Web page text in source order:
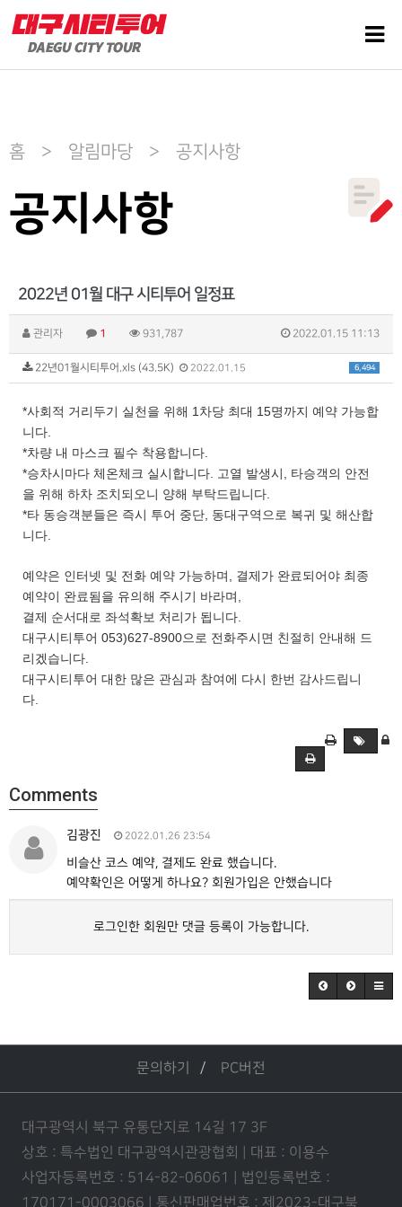
홈 > 알림마당 > 공지사항
공지사항
2022년 01월 대구 시티투어 일정표
관리자 1 931,787 2022.01.15 11:13
6,494
22년01월시티투어.xls (43.5K) 2022.01.15
*사회적 거리두기 실천을 위해 1차당 최대 15명까지 예약 가능합
니다.
*차량 내 마스크 필수 착용합니다.
*승차시마다 체온체크 실시합니다. 고열 발생시, 타승객의 안전
을 위해 하차 조치되오니 양해 부탁드립니다.
*타 동승객분들은 즉시 투어 중단, 동대구역으로 복귀 및 해산합
니다.
예약은 인터넷 및 전화 예약 가능하며, 결제가 완료되어야 최종
예약이 완료됨을 유의해 주시기 바라며,
결제 순서대로 좌석확보 처리가 됩니다.
대구시티투어 053)627-8900으로 전화주시면 친절히 안내해 드
리겠습니다.
대구시티투어 대한 많은 관심과 참여에 다시 한번 감사드립니
다.
Comments
김광진 2022.01.26 23:54
비슬산 코스 예약, 결제도 완료 했습니다.
예약확인은 어떻게 하나요? 회원가입은 안했습니다
로그인한 회원만 댓글 등록이 가능합니다.
문의하기 PC버전
대구광역시 북구 유통단지로 14길 17 3F
상호 : 특수법인 대구광역시관광협회 | 대표 : 이용수
사업자등록번호 : 514-82-06061 | 법인등록번호 :
170171-0003066 | 통신판매업번호 : 제2023-대구북